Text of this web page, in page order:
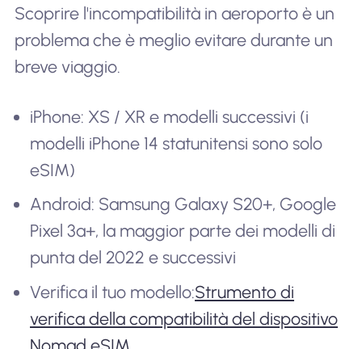
Scoprire l'incompatibilità in aeroporto è un
problema che è meglio evitare durante un
breve viaggio.
iPhone: XS / XR e modelli successivi (i
modelli iPhone 14 statunitensi sono solo
eSIM)
Android: Samsung Galaxy S20+, Google
Pixel 3a+, la maggior parte dei modelli di
punta del 2022 e successivi
Verifica il tuo modello:Strumento di
verifica della compatibilità del dispositivo